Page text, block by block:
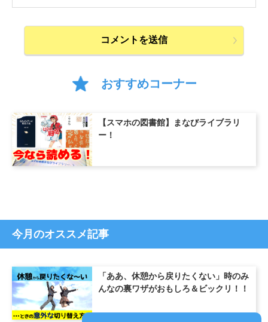
おすすめコーナー
【スマホの図書館】まなびライブラリ
ー！
今月のオススメ記事
「ああ、休憩から戻りたくない」時のみ
んなの裏ワザがおもしろ＆ビックリ！！